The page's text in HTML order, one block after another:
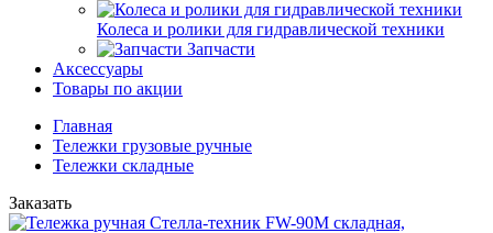
Колеса и ролики для гидравлической техники
Запчасти
Аксессуары
Товары по акции
Главная
Тележки грузовые ручные
Тележки складные
Заказать